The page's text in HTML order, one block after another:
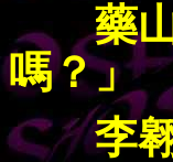
藥
嗎？」
李